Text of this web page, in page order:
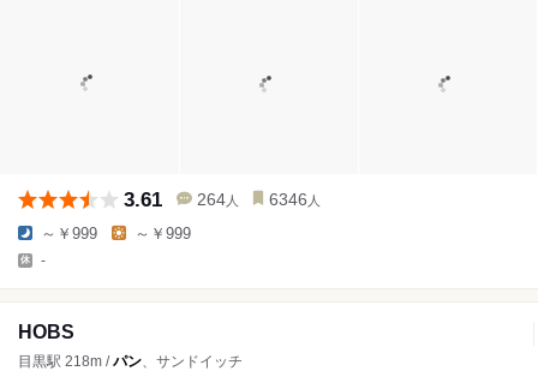
3.61 264 人 6346 人
～￥999 ～￥999
-
HOBS
目黒駅 218m /パン、サンドイッチ